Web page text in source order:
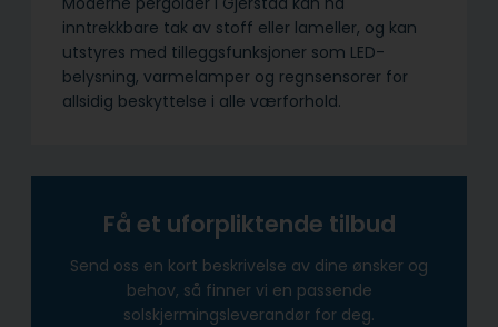
inntrekkbare tak av stoff eller lameller, og kan
utstyres med tilleggsfunksjoner som LED-
belysning, varmelamper og regnsensorer for
allsidig beskyttelse i alle værforhold.
Få et uforpliktende tilbud
Send oss en kort beskrivelse av dine ønsker og
behov, så finner vi en passende
solskjermingsleverandør for deg.